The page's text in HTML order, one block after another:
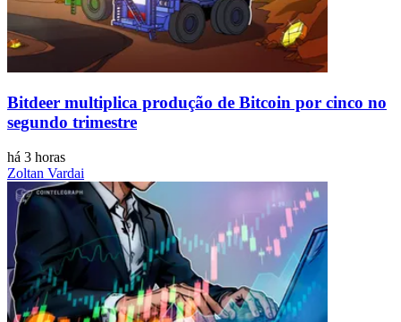
Bitdeer multiplica produção de Bitcoin por cinco no
segundo trimestre
há 3 horas
Zoltan Vardai